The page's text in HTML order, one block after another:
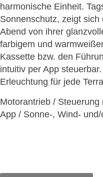
harmonische Einheit.
Sonnenschutz, zeigt
Abend von ihrer
farbigem und
Kassette bzw. den
intuitiv per App
Erleuchtung für jede
Motorantrieb /
App / Sonne-, Wind-